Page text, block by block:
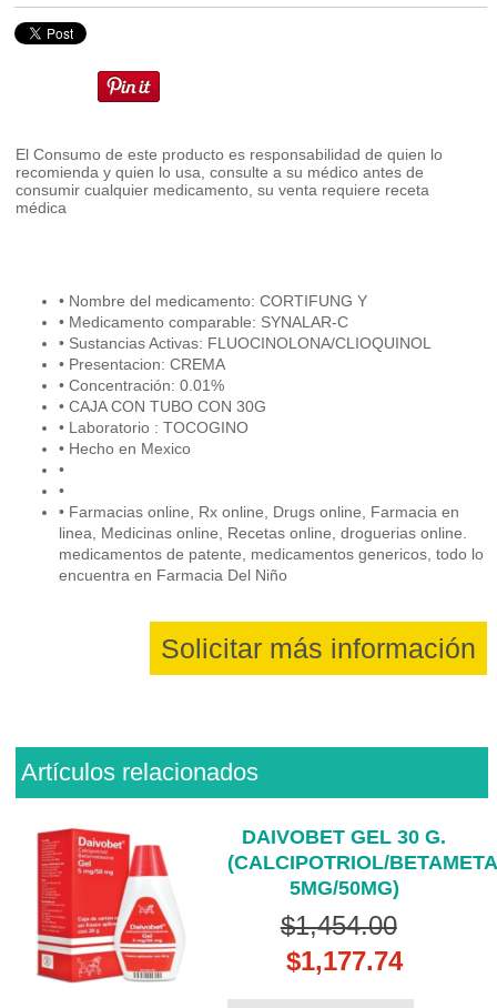
El Consumo de este producto es responsabilidad de quien lo
recomienda y quien lo usa, consulte a su médico antes de
consumir cualquier medicamento, su venta requiere receta
médica
• Nombre del medicamento: CORTIFUNG Y
• Medicamento comparable: SYNALAR-C
• Sustancias Activas: FLUOCINOLONA/CLIOQUINOL
• Presentacion: CREMA
• Concentración: 0.01%
• CAJA CON TUBO CON 30G
• Laboratorio : TOCOGINO
• Hecho en Mexico
•
•
• Farmacias online, Rx online, Drugs online, Farmacia en
linea, Medicinas online, Recetas online, droguerias online.
medicamentos de patente, medicamentos genericos, todo lo
encuentra en Farmacia Del Niño
Solicitar más información
Artículos relacionados
DAIVOBET GEL 30 G.
(CALCIPOTRIOL/
5MG/50MG)
$1,454.00
$1,177.74